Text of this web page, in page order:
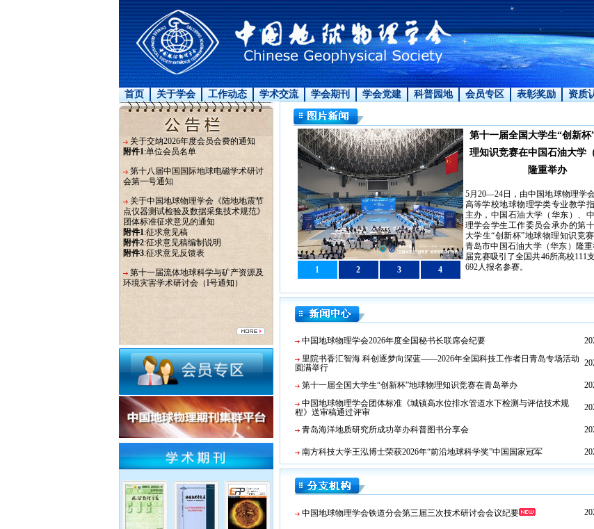
首页 关于学会 工作动态 学术交流 学会期刊 学会党建 科普园地 会员专区 表彰奖励 资质
关于交纳2026年度会员会费的通知
附件1:单位会员名单
第十八届中国国际地球电磁学术研讨
会第一号通知
关于中国地球物理学会《陆地地震节
点仪器测试检验及数据采集技术规范》
团体标准征求意见的通知
附件1:征求意见稿
附件2:征求意见稿编制说明
附件3:征求意见反馈表
第十一届流体地球科学与矿产资源及
环境灾害学术研讨会（I号通知）
1 2 3 4
第十一届全国大学生“创新杯
理知识竞赛在中国石油大学（
隆重举办
5月20—24日，由中国地球物理学
高等学校地球物理学类专业教学
主办，中国石油大学（华东）、
理学会学生工作委员会承办的第
大学生“创新杯”地球物理知识竞
青岛市中国石油大学（华东）隆
届竞赛吸引了全国共46所高校111
692人报名参赛。
中国地球物理学会2026年度全国秘书长联席会纪要
里院书香汇智海 科创逐梦向深蓝——2026年全国科技工作者日青岛专场活动
圆满举行
第十一届全国大学生“创新杯”地球物理知识竞赛在青岛举办
中国地球物理学会团体标准《城镇高水位排水管道水下检测与评估技术规
程》送审稿通过评审
青岛海洋地质研究所成功举办科普图书分享会
南方科技大学王泓博士荣获2026年“前沿地球科学奖”中国国家冠军
中国地球物理学会铁道分会第三届三次技术研讨会会议纪要